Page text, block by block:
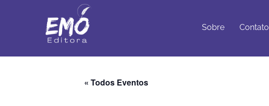
Sobre
Contato
« Todos Eventos